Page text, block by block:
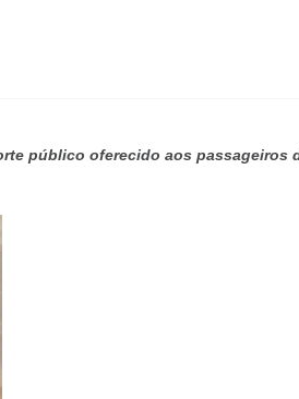
público oferecido aos passageiros